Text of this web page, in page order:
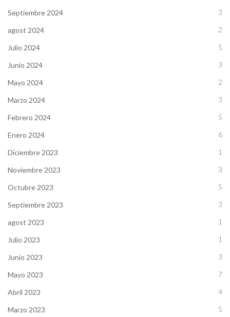
Septiembre 2024 3
agost 2024 2
Julio 2024 5
Junio 2024 3
Mayo 2024 2
Marzo 2024 3
Febrero 2024 5
Enero 2024 6
Diciembre 2023 1
Noviembre 2023 3
Octubre 2023 5
Septiembre 2023 3
agost 2023 1
Julio 2023 1
Junio 2023 3
Mayo 2023 7
Abril 2023 4
Marzo 2023 5